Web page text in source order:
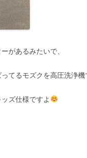
があるみたいで、
てるモズクを高圧洗浄
ズ仕様ですよ